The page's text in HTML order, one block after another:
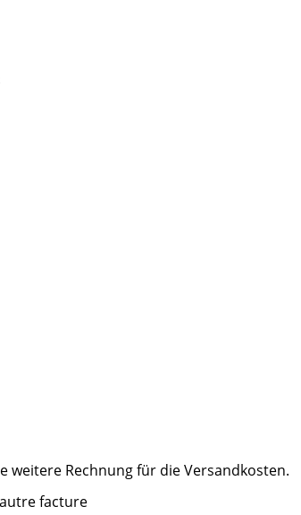
weitere Rechnung für die Versandkosten.
facture